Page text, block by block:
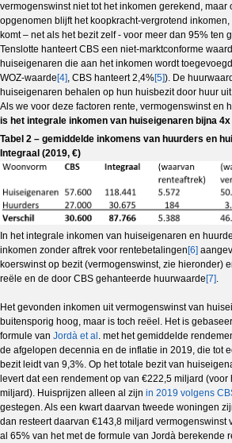
vermogenswinst niet tot het inkomen gerekend, maar
opgenomen blijft het koopkracht-vergrotend
komt – net als het bezit zelf - voor meer dan 95% ten
Tenslotte hanteert CBS een niet-marktconforme
huiseigenaren die aan het inkomen wordt
WOZ-waarde [4], CBS hanteert 2,4%[5]). De
huiseigenaren behalen op hun huisbezit door huur
Als we voor deze factoren rente, vermogenswinst en
is het integrale inkomen van huiseigenaren bijna
Tabel 2 – gemiddelde inkomens van huurders en
Integraal (2019, €)
In het integrale inkomen van huiseigenaren en
inkomen zonder aftrek voor rentebetalingen[6]
koerswinst op bezit (vermogenswinst, zie hieronder)
reële en de door CBS gehanteerde huurwaarde[7]
Het gevonden inkomen uit vermogenswinst van
buitensporig hoog, maar is toch reëel. Het is
formule van Jordà et al . met het gemiddelde
de afgelopen decennia en de inflatie in 2019, die tot
bezit leidt van 9,3%. Op het totale bezit van
levert dat een rendement op van €222,5 miljard (voor
miljard). Huisprijzen alleen al zijn in 2019 volgens
gestegen. Als een kwart daarvan tweede woningen
dan resteert daarvan €143,8 miljard vermogenswinst
al 65% van het met de formule van Jordà berekende